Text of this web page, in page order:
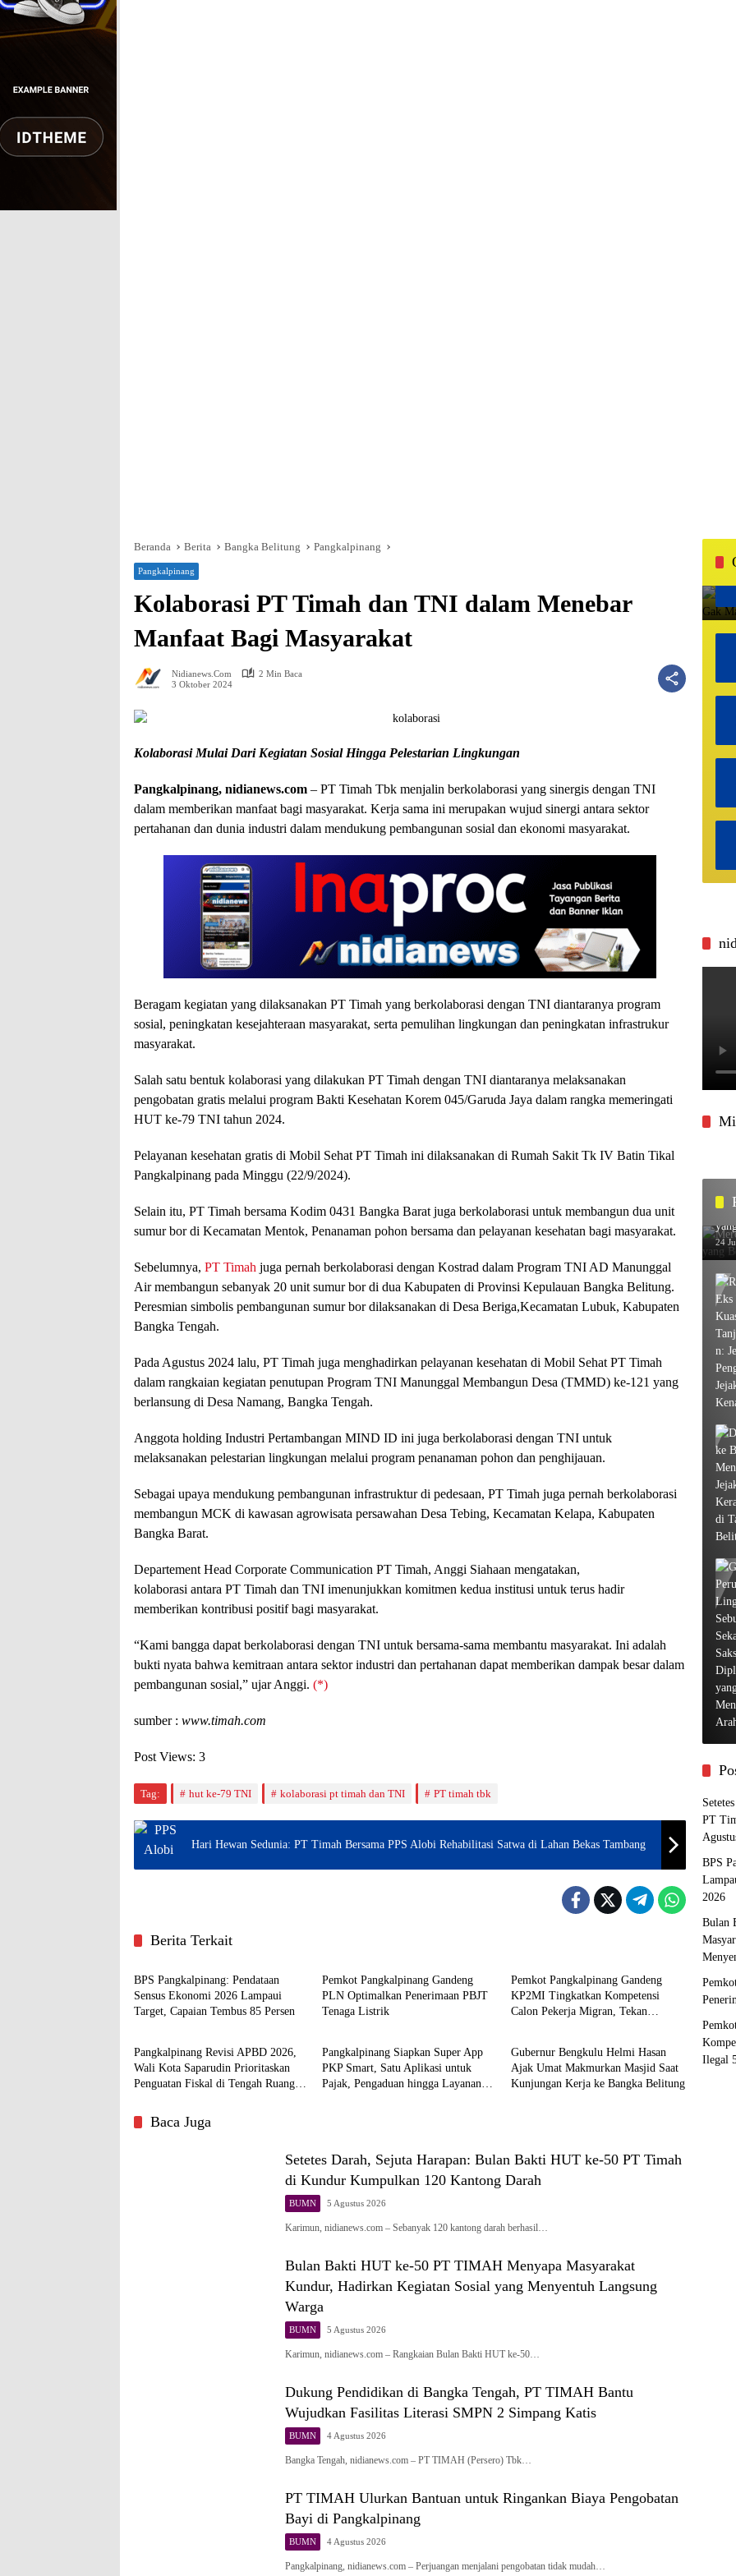
Beranda Berita Bangka Belitung Pangkalpinang
Pangkalpinang
Kolaborasi PT Timah dan TNI dalam Menebar
Manfaat Bagi Masyarakat
Nidianews.com
2 Min Baca
3 Oktober 2024
Kolaborasi Mulai Dari Kegiatan Sosial Hingga Pelestarian Lingkungan
Pangkalpinang, nidianews.com – PT Timah Tbk menjalin berkolaborasi yang sinergis dengan TNI
dalam memberikan manfaat bagi masyarakat. Kerja sama ini merupakan wujud sinergi antara sektor
pertahanan dan dunia industri dalam mendukung pembangunan sosial dan ekonomi masyarakat.
Beragam kegiatan yang dilaksanakan PT Timah yang berkolaborasi dengan TNI diantaranya program
sosial, peningkatan kesejahteraan masyarakat, serta pemulihan lingkungan dan peningkatan infrastrukur
masyarakat.
Salah satu bentuk kolaborasi yang dilakukan PT Timah dengan TNI diantaranya melaksanakan
pengobatan gratis melalui program Bakti Kesehatan Korem 045/Garuda Jaya dalam rangka memeringati
HUT ke-79 TNI tahun 2024.
Pelayanan kesehatan gratis di Mobil Sehat PT Timah ini dilaksanakan di Rumah Sakit Tk IV Batin Tikal
Pangkalpinang pada Minggu (22/9/2024).
Selain itu, PT Timah bersama Kodim 0431 Bangka Barat juga berkolaborasi untuk membangun dua unit
sumur bor di Kecamatan Mentok, Penanaman pohon bersama dan pelayanan kesehatan bagi masyarakat.
Sebelumnya, PT Timah juga pernah berkolaborasi dengan Kostrad dalam Program TNI AD Manunggal
Air membangun sebanyak 20 unit sumur bor di dua Kabupaten di Provinsi Kepulauan Bangka Belitung.
Peresmian simbolis pembangunan sumur bor dilaksanakan di Desa Beriga,Kecamatan Lubuk, Kabupaten
Bangka Tengah.
Pada Agustus 2024 lalu, PT Timah juga menghadirkan pelayanan kesehatan di Mobil Sehat PT Timah
dalam rangkaian kegiatan penutupan Program TNI Manunggal Membangun Desa (TMMD) ke-121 yang
berlansung di Desa Namang, Bangka Tengah.
Anggota holding Industri Pertambangan MIND ID ini juga berkolaborasi dengan TNI untuk
melaksanakan pelestarian lingkungan melalui program penanaman pohon dan penghijauan.
Sebagai upaya mendukung pembangunan infrastruktur di pedesaan, PT Timah juga pernah berkolaborasi
membangun MCK di kawasan agrowisata persawahan Desa Tebing, Kecamatan Kelapa, Kabupaten
Bangka Barat.
Departement Head Corporate Communication PT Timah, Anggi Siahaan mengatakan,
kolaborasi antara PT Timah dan TNI imenunjukkan komitmen kedua institusi untuk terus hadir
memberikan kontribusi positif bagi masyarakat.
“Kami bangga dapat berkolaborasi dengan TNI untuk bersama-sama membantu masyarakat. Ini adalah
bukti nyata bahwa kemitraan antara sektor industri dan pertahanan dapat memberikan dampak besar dalam
pembangunan sosial,” ujar Anggi. (*)
sumber : www.timah.com
Post Views: 3
Tag: hut ke-79 TNI kolaborasi pt timah dan TNI PT timah tbk
Hari Hewan Sedunia: PT Timah Bersama PPS Alobi Rehabilitasi Satwa di Lahan Bekas Tambang
Berita Terkait
Pangkalpinang
BPS Pangkalpinang: Pendataan
Sensus Ekonomi 2026 Lampaui
Target, Capaian Tembus 85 Persen
Pemkot Pangkalpinang Gandeng
PLN Optimalkan Penerimaan PBJT
Tenaga Listrik
Pemkot Pangkalpinang Gandeng
KP2MI Tingkatkan Kompetensi
Calon Pekerja Migran, Tekan
Pangkalpinang
Pangkalpinang Revisi APBD 2026,
Wali Kota Saparudin Prioritaskan
Penguatan Fiskal di Tengah Ruang
Pangkalpinang
Pangkalpinang Siapkan Super App
PKP Smart, Satu Aplikasi untuk
Pajak, Pengaduan hingga Layanan
Pangkalpinang
Gubernur Bengkulu Helmi Hasan
Ajak Umat Makmurkan Masjid Saat
Kunjungan Kerja ke Bangka Belitung
Baca Juga
Setetes Darah, Sejuta Harapan: Bulan Bakti HUT ke-50 PT Timah
di Kundur Kumpulkan 120 Kantong Darah
BUMN 5 Agustus 2026
Karimun, nidianews.com – Sebanyak 120 kantong darah berhasil…
Bulan Bakti HUT ke-50 PT TIMAH Menyapa Masyarakat
Kundur, Hadirkan Kegiatan Sosial yang Menyentuh Langsung
Warga
BUMN 5 Agustus 2026
Karimun, nidianews.com – Rangkaian Bulan Bakti HUT ke-50…
Dukung Pendidikan di Bangka Tengah, PT TIMAH Bantu
Wujudkan Fasilitas Literasi SMPN 2 Simpang Katis
BUMN 4 Agustus 2026
Bangka Tengah, nidianews.com – PT TIMAH (Persero) Tbk…
PT TIMAH Ulurkan Bantuan untuk Ringankan Biaya Pengobatan
Bayi di Pangkalpinang
BUMN 4 Agustus 2026
Pangkalpinang, nidianews.com – Perjuangan menjalani pengobatan tidak mudah…
24
PT
BPS
2026
Bulan
Ilegal